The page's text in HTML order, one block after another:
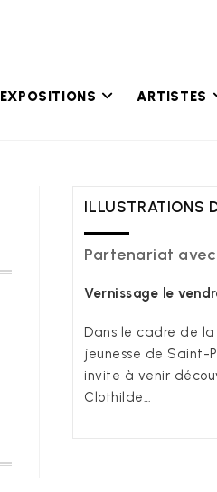
EXPOSITIONS ARTISTES
ILLUSTRATIONS
Partenariat
Vernissage le
Dans le cadre de
jeunesse de Saint-
invite à venir
Clothilde…